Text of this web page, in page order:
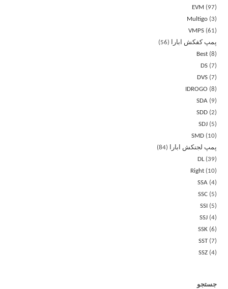
EVM
97
Multigo 3
VMPS 61
پمپ کفکش ابارا
56
Best 8
DS 7
DVS 7
IDROGO
8
SDA
9
SDD 2
SDJ
5
SMD
10
پمپ لجنکش ابارا
84
DL 39
Right
10
SSA 4
SSC
5
SSI
5
SSJ 4
SSK 6
SST 7
SSZ 4
جستجو